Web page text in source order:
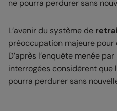
ne pourra perdurer sans
L’avenir du système de
préoccupation majeure pour
D’après l’enquête menée
interrogées considèrent que
pourra perdurer sans